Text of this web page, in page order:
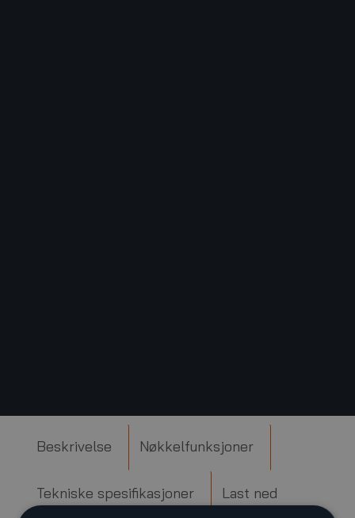
Beskrivelse Nøkkelfunksjoner
Tekniske spesifikasjoner Last ned